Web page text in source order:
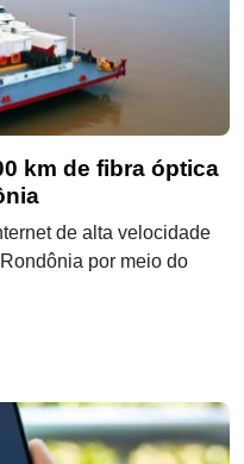
km de fibra óptica
de alta velocidade
por meio do